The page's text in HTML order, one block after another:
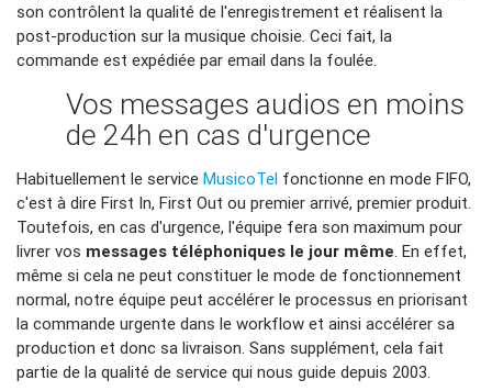
son contrôlent la qualité de l'enregistrement et réalisent la
post-production sur la musique choisie. Ceci fait, la
commande est expédiée par email dans la foulée.
Vos messages audios en moins
de 24h en cas d'urgence
Habituellement le service MusicoTel fonctionne en mode FIFO,
c'est à dire First In, First Out ou premier arrivé, premier produit.
Toutefois, en cas d'urgence, l'équipe fera son maximum pour
livrer vos messages téléphoniques le jour même. En effet,
même si cela ne peut constituer le mode de fonctionnement
normal, notre équipe peut accélérer le processus en priorisant
la commande urgente dans le workflow et ainsi accélérer sa
production et donc sa livraison. Sans supplément, cela fait
partie de la qualité de service qui nous guide depuis 2003.